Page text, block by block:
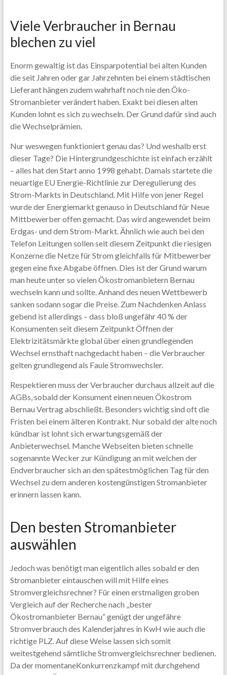
Viele Verbraucher in Bernau
blechen zu viel
Enorm gewaltig ist das Einsparpotential bei alten Kunden
die seit Jahren oder gar Jahrzehnten bei einem städtischen
Lieferant hängen zudem wahrhaft noch nie den Öko-
Stromanbieter verändert haben. Exakt bei diesen alten
Kunden lohnt es sich zu wechseln. Der Grund dafür sind auch
die Wechselprämien.
Nur weswegen funktioniert genau das? Und weshalb erst
dieser Tage? Die Hintergrundgeschichte ist einfach erzählt
– alles hat den Start anno 1998 gehabt. Damals startete die
neuartige EU Energie-Richtlinie zur Deregulierung des
Strom-Markts in Deutschland. Mit Hilfe von jener Regel
wurde der Energiemarkt genauso in Deutschland für Neue
Mittbewerber offen gemacht. Das wird angewendet beim
Erdgas- und dem Strom-Markt. Ähnlich wie auch bei den
Telefon Leitungen sollen seit diesem Zeitpunkt die riesigen
Konzerne die Netze für Strom gleichfalls für Mitbewerber
gegen eine fixe Abgabe öffnen. Dies ist der Grund warum
man heute unter so vielen Ökostromanbietern Bernau
wechseln kann und sollte. Anhand des neuen Wettbewerb
sanken sodann sogar die Preise. Zum Nachdenken Anlass
gebend ist allerdings – dass bloß ungefähr 40 % der
Konsumenten seit diesem Zeitpunkt Öffnen der
Elektrizitätsmärkte global über einen grundlegenden
Wechsel ernsthaft nachgedacht haben – die Verbraucher
gelten grundlegend als Faule Stromwechsler.
Respektieren muss der Verbraucher durchaus allzeit auf die
AGBs, sobald der Konsument einen neuen Ökostrom
Bernau Vertrag abschließt. Besonders wichtig sind oft die
Fristen bei einem älteren Kontrakt. Nur sobald der alte noch
kündbar ist lohnt sich erwartungsgemäß der
Anbieterwechsel. Manche Webseiten bieten schnelle
sogenannte Wecker zur Kündigung an mit welchen der
Endverbraucher sich an den spätestmöglichen Tag für den
Wechsel zu dem anderen kostengünstigen Stromanbieter
erinnern lassen kann.
Den besten Stromanbieter
auswählen
Jedoch was benötigt man eigentlich alles sobald er den
Stromanbieter eintauschen will mit Hilfe eines
Stromvergleichsrechner? Für einen erstmaligen groben
Vergleich auf der Recherche nach „bester
Ökostromanbieter Bernau“ genügt der ungefähre
Stromverbrauch des Kalenderjahres in KwH wie auch die
richtige PLZ. Auf diese Weise lassen sich somit
weitestgehend sämtliche Stromvergleichsrechner bedienen.
Da der momentaneKonkurrenzkampf mit durchgehend